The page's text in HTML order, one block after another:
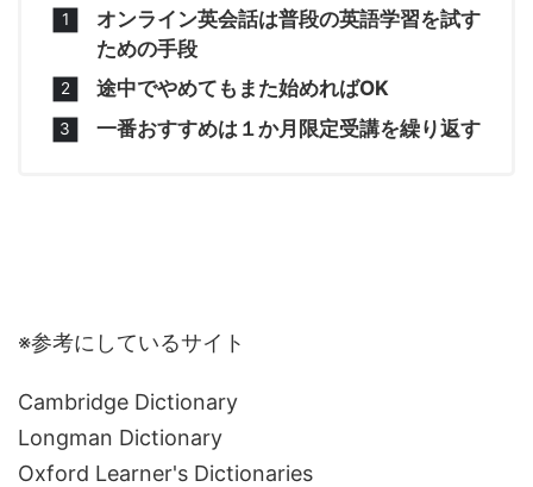
オンライン英会話は普段の英語学習を試す
ための手段
途中でやめてもまた始めればOK
一番おすすめは１か月限定受講を繰り返す
※参考にしているサイト
Cambridge Dictionary
Longman Dictionary
Oxford Learner's Dictionaries